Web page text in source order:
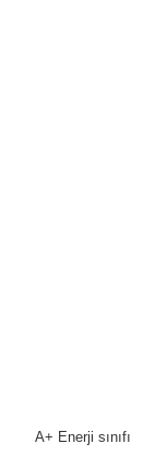
A+ Enerji sınıfı